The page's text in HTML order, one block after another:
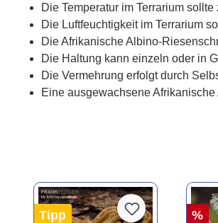
Die Temperatur im Terrarium
Die Luftfeuchtigkeit im Terrarium
Die Afrikanische Albino-
Die Haltung kann einzeln oder in
Die Vermehrung erfolgt durch
Eine ausgewachsene
Tipp
%